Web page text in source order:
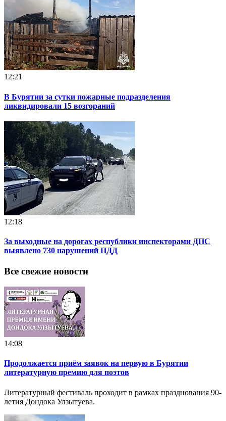
12:21
В Бурятии за сутки пожарные подразделения
ликвидировали 15 возгораний
12:18
За выходные на дорогах республики инспекторами ДПС
выявлено 730 нарушений ПДД
Все свежие новости
14:08
Продолжается приём заявок на первую в Бурятии
литературную премию для поэтов
Литературный фестиваль проходит в рамках празднования 90-
летия Дондока Улзытуева.